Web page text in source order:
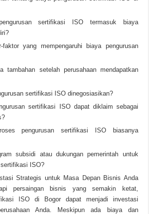
sertifikasi ISO termasuk biaya
faktor yang mempengaruhi biaya pengurusan
tambahan setelah perusahaan mendapatkan
sertifikasi ISO dinegosiasikan?
sertifikasi ISO dapat diklaim sebagai
pengurusan sertifikasi ISO biasanya
subsidi atau dukungan pemerintah untuk
ISO?
Strategis untuk Masa Depan Bisnis Anda
persaingan bisnis yang semakin ketat,
ISO di Bogor dapat menjadi investasi
Anda. Meskipun ada biaya dan